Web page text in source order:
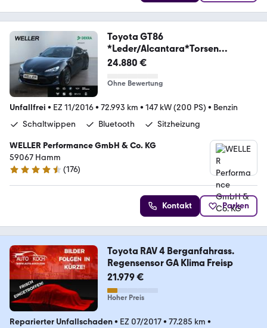
Toyota GT86
*Leder/Alcantara*Torsen
Sperrdiff*SmartKey*
24.880 €
Ohne Bewertung
Unfallfrei • EZ 11/2016• 72.993 km • 147 kW (200 PS) • Benzin
Schaltwippen
Bluetooth Sitzheizung
WELLER Performance GmbH & Co. KG
59067 Hamm
4.6 Sterne
(176)
Kontakt Parken
Toyota RAV 4 Berganfahrass.
Regensensor GA Klima Freisp
21.979 €
Hoher Preis
Reparierter Unfallschaden• EZ 07/2017• 77.285 km •